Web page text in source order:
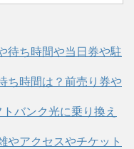
待ち時間や当日券や駐
ち時間は？前売り券や
バンク光に乗り換え
やアクセスやチケット